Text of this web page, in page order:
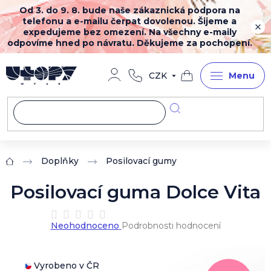
Přejít
na
obsah
Od 3. do 9. 8. bude naše zákaznická podpora na
telefonu a e-mailu čerpat dovolenou. Šijeme a
expedujeme bez omezení. Na všechny e-maily
odpovíme hned po návratu. Děkujeme za pochopení.
CZK
Nákupní
košík
Domů Doplňky Posilovací gumy
Posilovací guma Dolce Vita
Průměrné
hodnocení
0,0
Neohodnoceno Podrobnosti hodnocení
Vyrobeno v ČR